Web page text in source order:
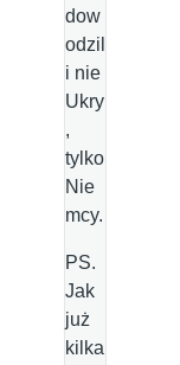
dow
odzil
i nie
Ukry
,
tylko
Nie
mcy.
PS.
Jak
już
kilka